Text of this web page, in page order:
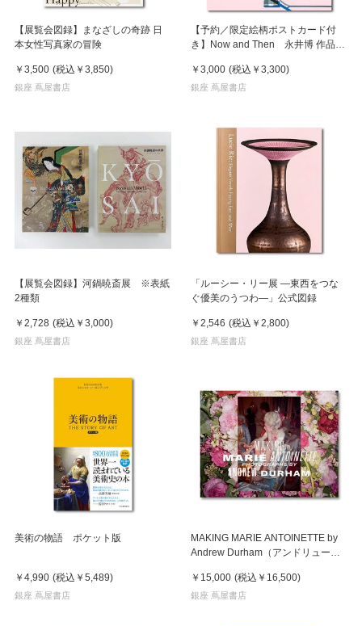
【展覧会図録】まなざしの奇跡 日
本女性写真家の冒険
￥3,500 (税込 ￥3,850)
銀座 蔦屋書店
【予約／限定絵柄ポストカード付
き】Now and Then 永井博 作品
￥3,000 (税込 ￥3,300)
銀座 蔦屋書店
【展覧会図録】河鍋暁斎展 ※表紙
2種類
￥2,728 (税込 ￥3,000)
銀座 蔦屋書店
「ルーシー・リー展 ―東西をつな
ぐ優美のうつわ―」公式図録
￥2,546 (税込 ￥2,800)
銀座 蔦屋書店
美術の物語 ポケット版
￥4,990 (税込 ￥5,489)
銀座 蔦屋書店
MAKING MARIE ANTOINETTE by
Andrew Durham（アンドリュー・
作品集
￥15,000 (税込 ￥16,500)
銀座 蔦屋書店